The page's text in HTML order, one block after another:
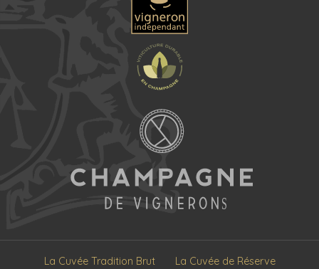
La Cuvée Tradition Brut La Cuvée de Réserve